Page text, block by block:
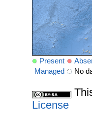
Present
Managed
No
License